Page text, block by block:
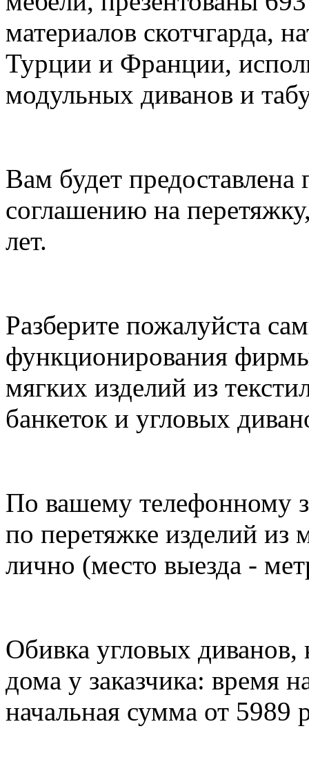
материалов скотчгарда,
Турции и Франции,
модульных диванов и
Вам будет предоставлена
соглашению на
лет.
Разберите пожалуйста
функционирования
мягких изделий из
банкеток и угловых
По вашему телефонному
по перетяжке изделий из
лично (место выезда -
Обивка угловых диванов,
дома у заказчика: время
начальная сумма от 5989